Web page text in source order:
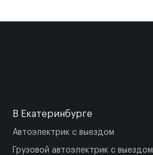
В Екатеринбурге
Автоэлектрик с выездом
Грузовой автоэлектрик с выездом